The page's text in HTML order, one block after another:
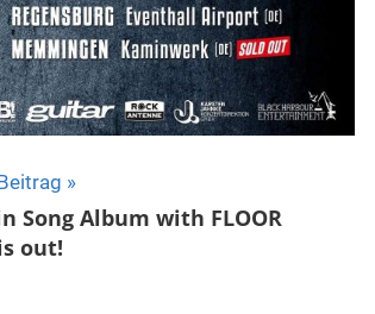
Song Album with FLOOR
out!